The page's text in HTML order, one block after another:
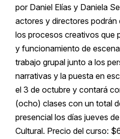
por Daniel Elías y Daniela
actores y directores
los procesos creativos que
y funcionamiento de
trabajo grupal junto a los
narrativas y la puesta en
el 3 de octubre y contará
(ocho) clases con un total
presencial los días jueves
Cultural. Precio del curso: